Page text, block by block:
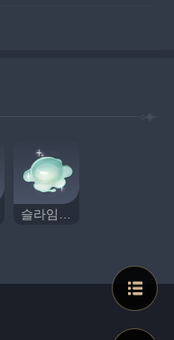
슬라임 원액